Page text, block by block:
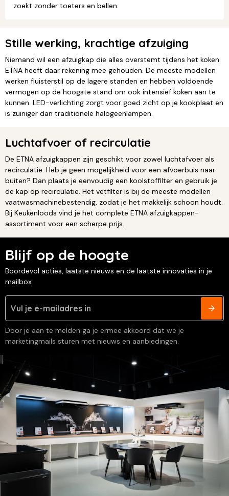
zoekt zonder toeters en bellen.
Stille werking, krachtige afzuiging
Niemand wil een afzuigkap die alles overstemt tijdens het koken.
ETNA heeft daar rekening mee gehouden. De meeste modellen
werken fluisterstil op de lagere standen en hebben voldoende
vermogen op de hoogste stand om ook intensief koken aan te
kunnen. LED-verlichting zorgt voor goed zicht op je kookplaat en
is zuiniger dan traditionele halogeenlampen.
Luchtafvoer of recirculatie
De ETNA afzuigkappen zijn geschikt voor zowel luchtafvoer als
recirculatie. Heb je geen mogelijkheid voor een afvoerbuis naar
buiten? Dan plaats je eenvoudig een koolstoffilter en gebruik je
de kap op recirculatie. Het vetfilter is bij de meeste modellen
vaatwasmachinebestendig, zodat je het makkelijk schoon houdt.
Bij Keukenloods vind je het complete ETNA afzuigkappen-
assortiment voor een scherpe prijs.
Blijf op de hoogte
Boordevol acties, laatste nieuws en de laatste innovaties in je
mailbox
Door je aan te melden ga je ermee akkoord dat we je
marketingmails sturen met nieuws en aanbiedingen.